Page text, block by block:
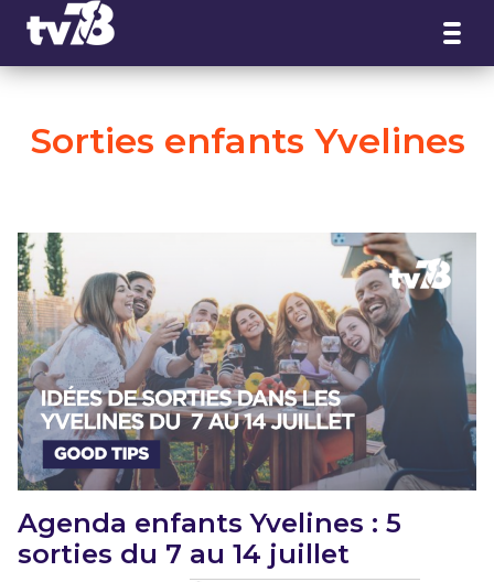
Sorties enfants Yvelines
Agenda enfants Yvelines : 5
sorties du 7 au 14 juillet
Panneau de gestion des cookies